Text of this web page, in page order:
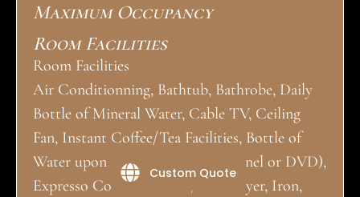
Maximum Occupancy
Room Facilities
Room Facilities
Air Conditionning, Bathtub, Bathrobe, Daily
Bottle of Mineral Water, Cable TV, Ceiling
Fan, Instant Coffee/Tea Facilities, Bottle of
Water upon arrival, Movies (Channel or DVD),
Expresso Coffee machine, Hair Dryer, Iron,
Custom Quote